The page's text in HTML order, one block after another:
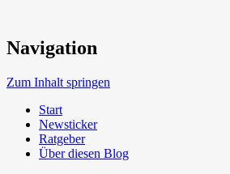
Umweltbewusst
Neue Trends beim Bauen
Navigation
Zum Inhalt springen
Start
Newsticker
Ratgeber
Über diesen Blog